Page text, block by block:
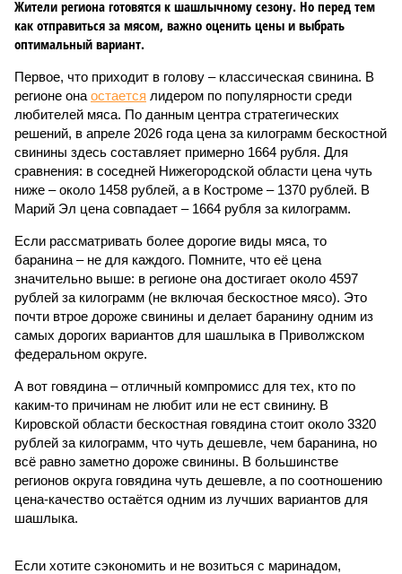
Жители региона готовятся к шашлычному сезону. Но перед тем
как отправиться за мясом, важно оценить цены и выбрать
оптимальный вариант.
Первое, что приходит в голову – классическая свинина. В
регионе она остается лидером по популярности среди
любителей мяса. По данным центра стратегических
решений, в апреле 2026 года цена за килограмм бескостной
свинины здесь составляет примерно 1664 рубля. Для
сравнения: в соседней Нижегородской области цена чуть
ниже – около 1458 рублей, а в Костроме – 1370 рублей. В
Марий Эл цена совпадает – 1664 рубля за килограмм.
Если рассматривать более дорогие виды мяса, то
баранина – не для каждого. Помните, что её цена
значительно выше: в регионе она достигает около 4597
рублей за килограмм (не включая бескостное мясо). Это
почти втрое дороже свинины и делает баранину одним из
самых дорогих вариантов для шашлыка в Приволжском
федеральном округе.
А вот говядина – отличный компромисс для тех, кто по
каким-то причинам не любит или не ест свинину. В
Кировской области бескостная говядина стоит около 3320
рублей за килограмм, что чуть дешевле, чем баранина, но
всё равно заметно дороже свинины. В большинстве
регионов округа говядина чуть дешевле, а по соотношению
цена-качество остаётся одним из лучших вариантов для
шашлыка.
Если хотите сэкономить и не возиться с маринадом,